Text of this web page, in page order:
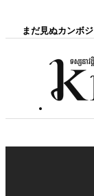
まだ見ぬカンボ